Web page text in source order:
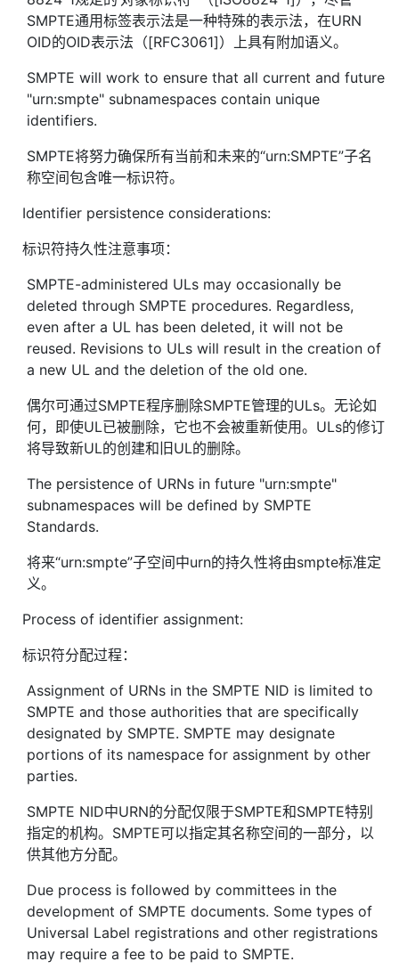
SMPTE通用标签表示法是一种特殊的表示法，在URN
OID的OID表示法（[RFC3061]）上具有附加语义。
SMPTE will work to ensure that all current and future
"urn:smpte" subnamespaces contain unique
identifiers.
SMPTE将努力确保所有当前和未来的“urn:SMPTE”子名
称空间包含唯一标识符。
Identifier persistence considerations:
标识符持久性注意事项：
SMPTE-administered ULs may occasionally be
deleted through SMPTE procedures. Regardless,
even after a UL has been deleted, it will not be
reused. Revisions to ULs will result in the creation of
a new UL and the deletion of the old one.
偶尔可通过SMPTE程序删除SMPTE管理的ULs。无论如
何，即使UL已被删除，它也不会被重新使用。ULs的修订
将导致新UL的创建和旧UL的删除。
The persistence of URNs in future "urn:smpte"
subnamespaces will be defined by SMPTE
Standards.
将来“urn:smpte”子空间中urn的持久性将由smpte标准定
义。
Process of identifier assignment:
标识符分配过程：
Assignment of URNs in the SMPTE NID is limited to
SMPTE and those authorities that are specifically
designated by SMPTE. SMPTE may designate
portions of its namespace for assignment by other
parties.
SMPTE NID中URN的分配仅限于SMPTE和SMPTE特别
指定的机构。SMPTE可以指定其名称空间的一部分，以
供其他方分配。
Due process is followed by committees in the
development of SMPTE documents. Some types of
Universal Label registrations and other registrations
may require a fee to be paid to SMPTE.